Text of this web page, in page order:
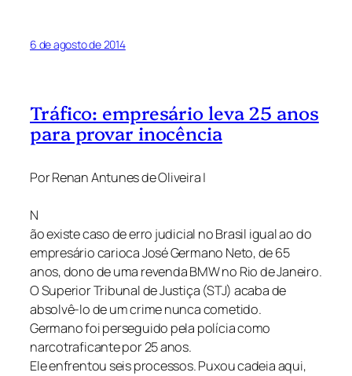
6 de agosto de 2014
Tráfico: empresário leva 25 anos
para provar inocência
Por Renan Antunes de Oliveira |
N
ão existe caso de erro judicial no Brasil igual ao do
empresário carioca José Germano Neto, de 65
anos, dono de uma revenda BMW no Rio de Janeiro.
O Superior Tribunal de Justiça (STJ) acaba de
absolvê-lo de um crime nunca cometido.
Germano foi perseguido pela polícia como
narcotraficante por 25 anos.
Ele enfrentou seis processos. Puxou cadeia aqui,